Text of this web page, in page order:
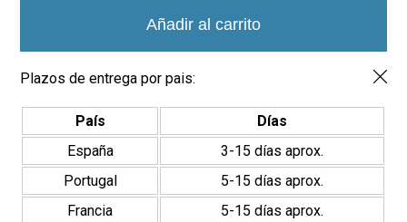
cantidad
Añadir al carrito
Plazos de entrega por pais:
País
Días
España
3-15 días aprox.
Portugal
5-15 días aprox.
Francia
5-15 días aprox.